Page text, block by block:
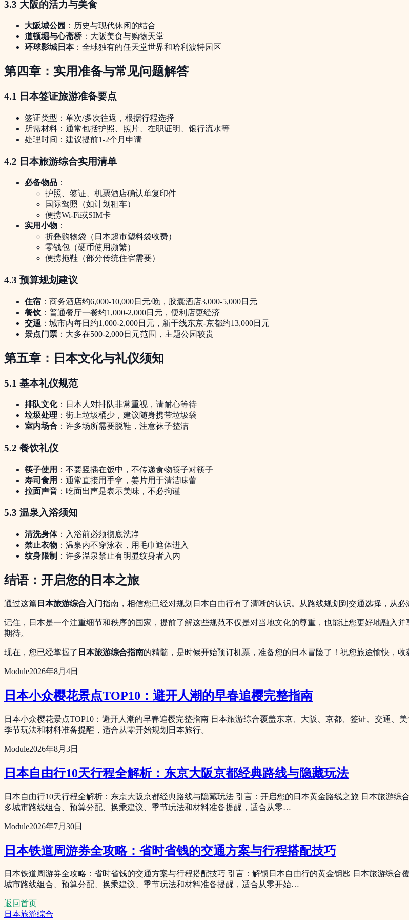
3.3 大阪的活力与美食
大阪城公园 ：历史与现代休闲的结合
道顿堀与心斋桥：大阪美食与购物天堂
环球影城日本：全球独有的任天堂世界和哈利波特园区
第四章：实用准备与常见问题解答
4.1 日本签证旅游准备要点
签证类型：单次/多次往返，根据行程选择
所需材料：通常包括护照、照片、在职证明、银行流水等
处理时间：建议提前1-2个月申请
4.2 日本旅游综合实用清单
必备物品 ：
护照、签证、机票酒店确认单复印件
国际驾照（如计划租车）
便携Wi-Fi或SIM卡
实用小物 ：
折叠购物袋（日本超市塑料袋收费）
零钱包（硬币使用频繁）
便携拖鞋（部分传统住宿需要）
4.3 预算规划建议
住宿 ：商务酒店约6,000-10,000日元/晚，胶囊酒店3,000-5,000日元
餐饮 ：普通餐厅一餐约1,000-2,000日元，便利店更经济
交通 ：城市内每日约1,000-2,000日元，新干线东京-京都约13,000日元
景点门票 ：大多在500-2,000日元范围，主题公园较贵
第五章：日本文化与礼仪须知
5.1 基本礼仪规范
排队文化：日本人对排队非常重视，请耐心等待
垃圾处理 ：街上垃圾桶少，建议随身携带垃圾袋
室内场合 ：许多场所需要脱鞋，注意袜子整洁
5.2 餐饮礼仪
筷子使用 ：不要竖插在饭中，不传递食物筷子对筷子
寿司食用 ：通常直接用手拿，姜片用于清洁味蕾
拉面声音 ：吃面出声是表示美味，不必拘谨
5.3 温泉入浴须知
清洗身体：入浴前必须彻底洗净
禁止衣物 ：温泉内不穿泳衣，用毛巾遮体进入
纹身限制 ：许多温泉禁止有明显纹身者入内
结语：开启您的日本之旅
通过这篇 日本旅游综合入门指南，相信您已经对规划日本自由行有了清晰的认识。从路线规划到交通选择，从
记住，日本是一个注重细节和秩序的国家，提前了解这些规范不仅是对当地文化的尊重，也能让您更好地融入
期待。
现在，您已经掌握了 日本旅游综合指南的精髓，是时候开始预订机票，准备您的日本冒险了！祝您旅途愉快，收
Module2026年8月4日
日本小众樱花景点TOP10：避开人潮的早春追樱完整指南
日本小众樱花景点TOP10：避开人潮的早春追樱完整指南 日本旅游综合覆盖东京、大阪、京都、签证、交通、
季节玩法和材料准备提醒，适合从零开始规划日本旅行。
Module2026年8月3日
日本自由行10天行程全解析：东京大阪京都经典路线与隐藏玩法
日本自由行10天行程全解析：东京大阪京都经典路线与隐藏玩法 引言：开启您的日本黄金路线之旅 日本旅游
多城市路线组合、预算分配、换乘建议、季节玩法和材料准备提醒，适合从零…
Module2026年7月30日
日本铁道周游券全攻略：省时省钱的交通方案与行程搭配技巧
日本铁道周游券全攻略：省时省钱的交通方案与行程搭配技巧 引言：解锁日本自由行的黄金钥匙 日本旅游综
城市路线组合、预算分配、换乘建议、季节玩法和材料准备提醒，适合从零开始…
返回首页
日本旅游综合